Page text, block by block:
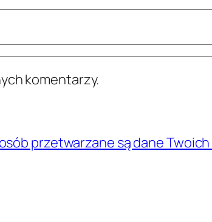
komentarzy.
przetwarzane są dane